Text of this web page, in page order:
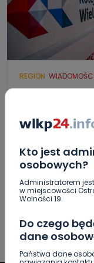
Kto jest
osobowych?
Administratorem
w miejscowości
Wolności 19.
Do czego
dane
Państwa dane
REGION WIADOMOŚCI
Wielkopolanie
wypadają
08.08.2026 18:16
Paulina